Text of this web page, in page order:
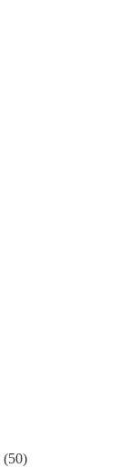
(50)